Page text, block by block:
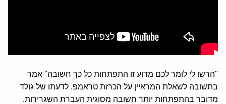
"הרשו לי לומר לכם מדוע זו התפתחות כל כך חשובה" אמר
בתשובה לשאלת המראיין על הכרזת טראמפ. לדעתו של גולד
מדובר בהתפתחות יותר חשובה מסוגית העברת השגרירות.